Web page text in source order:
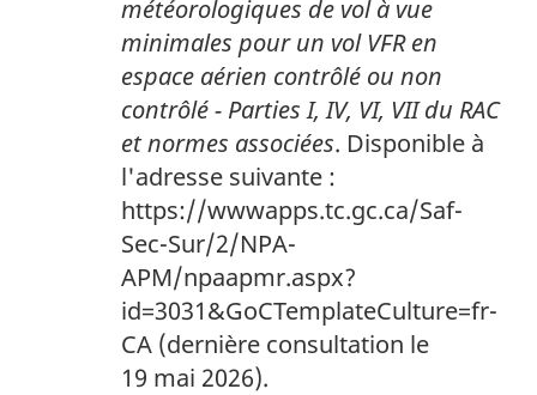
météorologiques de vol à vue
minimales pour un vol VFR en
espace aérien contrôlé ou non
contrôlé - Parties I, IV, VI, VII du RAC
et normes associées. Disponible à
l'adresse suivante :
https://wwwapps.tc.gc.ca/Saf-
Sec-Sur/2/NPA-
APM/npaapmr.aspx?
id=3031&GoCTemplateCulture=fr-
CA (dernière consultation le
19 mai 2026).